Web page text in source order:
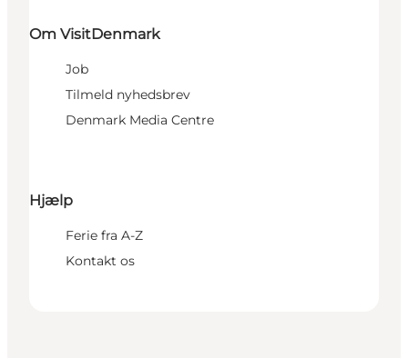
Om VisitDenmark
Job
Tilmeld nyhedsbrev
Denmark Media Centre
Hjælp
Ferie fra A-Z
Kontakt os